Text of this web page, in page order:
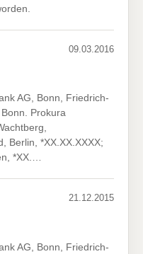
09.03.2016
AG, Bonn, Friedrich-
Prokura
Berlin, *XX.XX.XXXX;
*XX.…
21.12.2015
AG, Bonn, Friedrich-